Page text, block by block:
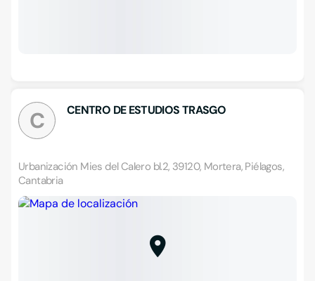
C CENTRO DE ESTUDIOS TRASGO
Urbanización Mies del Calero bl.2, 39120, Mortera, Piélagos,
Cantabria